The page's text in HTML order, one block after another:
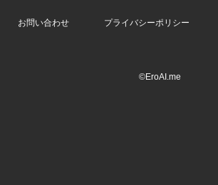
お問い合わせ プライバシーポリシー
©EroAI.me